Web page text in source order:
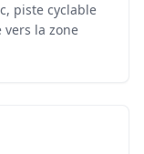
piste cyclable
la zone